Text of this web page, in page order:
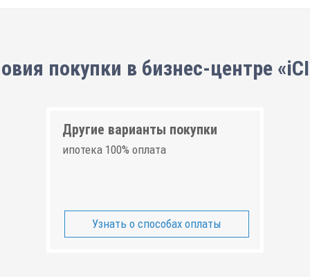
покупки в бизнес-центре
Другие варианты покупки
ипотека 100% оплата
Узнать о способах оплаты